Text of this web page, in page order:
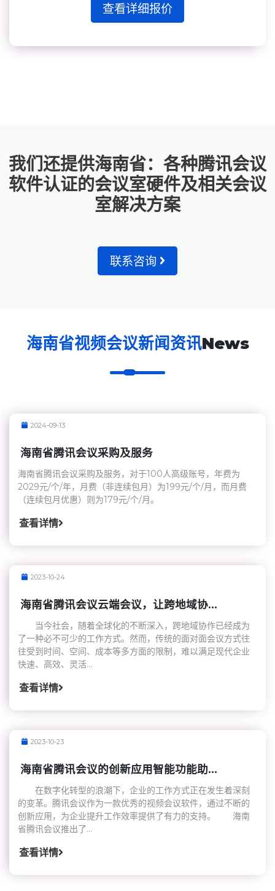
查看详细报价
我们还提供海南省：各种腾讯会议
软件认证的会议室硬件及相关会议
室解决方案
联系咨询
海南省视频会议新闻资讯News
2024-09-13
海南省腾讯会议采购及服务
海南省腾讯会议采购及服务，对于100人高级账号，年费为
2029元/个/年，月费（非连续包月）为199元/个/月，而月费
（连续包月优惠）则为179元/个/月。
查看详情
2023-10-24
海南省腾讯会议云端会议，让跨地域协...
当今社会，随着全球化的不断深入，跨地域协作已经成为
了一种必不可少的工作方式。然而，传统的面对面会议方式往
往受到时间、空间、成本等多方面的限制，难以满足现代企业
快速、高效、灵活...
查看详情
2023-10-23
海南省腾讯会议的创新应用智能功能助...
在数字化转型的浪潮下，企业的工作方式正在发生着深刻
的变革。腾讯会议作为一款优秀的视频会议软件，通过不断的
创新应用，为企业提升工作效率提供了有力的支持。 海南
省腾讯会议推出了...
查看详情